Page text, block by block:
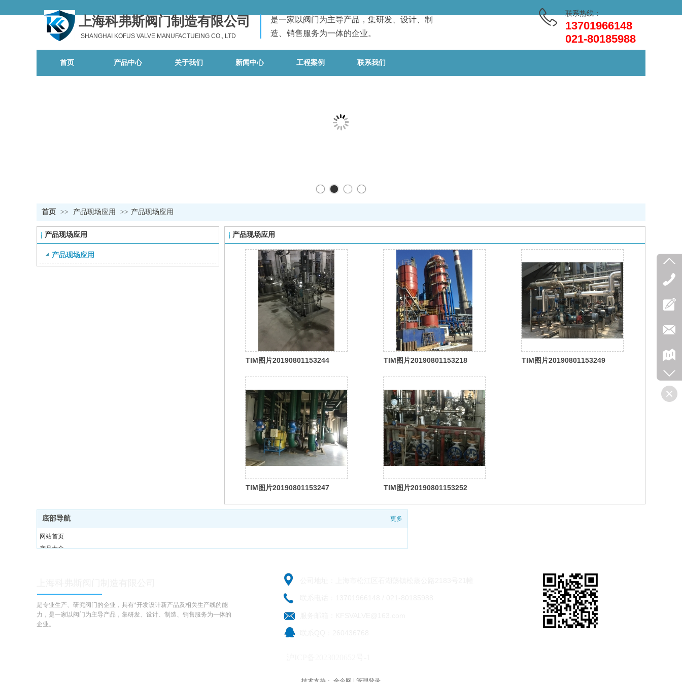
上海科弗斯阀门制造有限公司
SHANGHAI KOFUS VALVE MANUFACTUEING CO., LTD
是一家以阀门为主导产品，集研发、设计、制
造、销售服务为一体的企业。
联系热线：
13701966148
021-80185988
首页 产品中心 关于我们 新闻中心 工程案例 联系我们
首页 >> 产品现场应用 >> 产品现场应用
产品现场应用
产品现场应用
产品现场应用
TIM图片20190801153244 TIM图片20190801153218 TIM图片20190801153249
TIM图片20190801153247 TIM图片20190801153252
底部导航 更多
网站首页
产品大全
联系我们
是专业生产、研究阀门的企业，具有*开发设计新产品及相关生产线的能
力，是一家以阀门为主导产品，集研发、设计、制造、销售服务为一体的
企业。